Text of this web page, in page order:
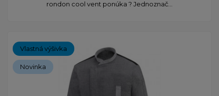
rondon cool vent ponúka ? Jednoznač...
Vlastná výšivka
Novinka